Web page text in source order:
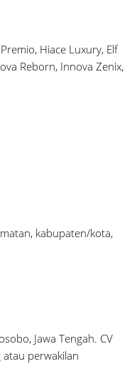
Hiace Luxury, Elf
Reborn, Innova Zenix,
kabupaten/kota,
Jawa Tengah. CV
atau perwakilan